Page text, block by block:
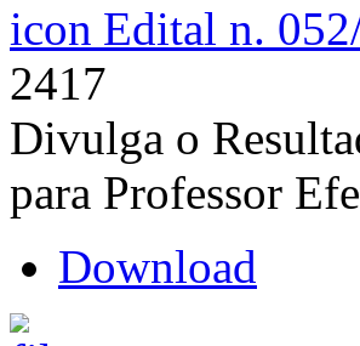
Edital n.
2417
Divulga o
para Professor
Download